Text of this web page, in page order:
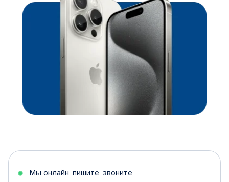
Мы онлайн, пишите, звоните